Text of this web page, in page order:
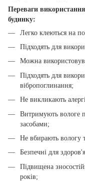
Переваги
будинку:
Легко клеються на
Підходять для
Можна
Підходять для
вібропоглинання;
Не викликають
Витримують вологе
засобами;
Не вбирають вологу
Безпечні для
Підвищена
років;